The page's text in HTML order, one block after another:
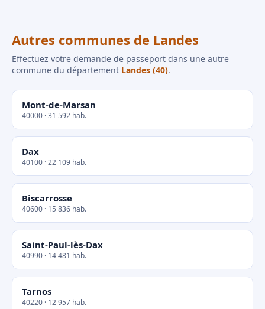
Autres communes de Landes
Effectuez votre demande de passeport dans une autre
commune du département Landes (40).
Mont-de-Marsan
40000 · 31 592 hab.
Dax
40100 · 22 109 hab.
Biscarrosse
40600 · 15 836 hab.
Saint-Paul-lès-Dax
40990 · 14 481 hab.
Tarnos
40220 · 12 957 hab.